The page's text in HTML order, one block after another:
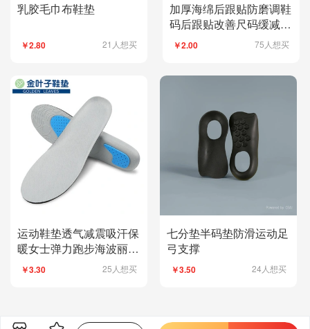
乳胶毛巾布鞋垫
￥2.80 21人想买
加厚海绵后跟贴防磨调鞋
码后跟贴改善尺码缓减脚
部疼痛泡棉后脚贴
￥2.00 75人想买
运动鞋垫透气减震吸汗保
暖女士弹力跑步海波丽篮
球鞋垫可裁剪鞋垫
￥3.30 25人想买
七分垫半码垫防滑运动足
弓支撑
￥3.50 24人想买